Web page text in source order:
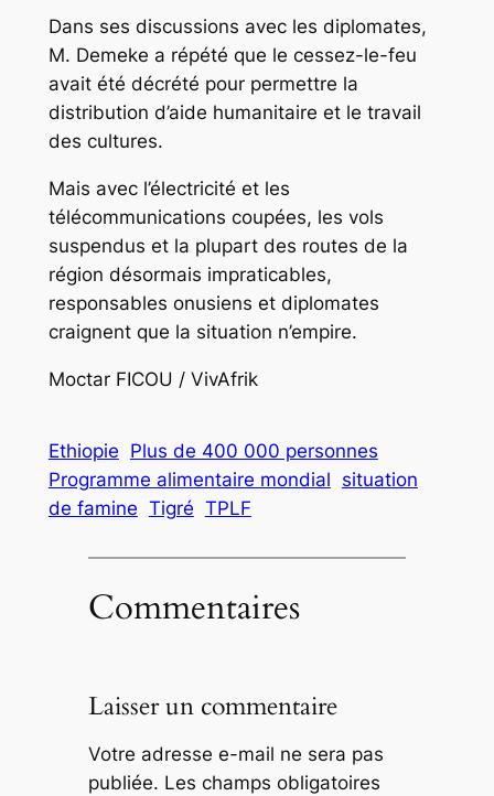
Dans ses discussions avec les diplomates,
M. Demeke a répété que le cessez-le-feu
avait été décrété pour permettre la
distribution d’aide humanitaire et le travail
des cultures.
Mais avec l’électricité et les
télécommunications coupées, les vols
suspendus et la plupart des routes de la
région désormais impraticables,
responsables onusiens et diplomates
craignent que la situation n’empire.
Moctar FICOU / VivAfrik
Ethiopie Plus de 400 000 personnes
Programme alimentaire mondial situation
de famine Tigré TPLF
Commentaires
Laisser un commentaire
Votre adresse e-mail ne sera pas
publiée. Les champs obligatoires